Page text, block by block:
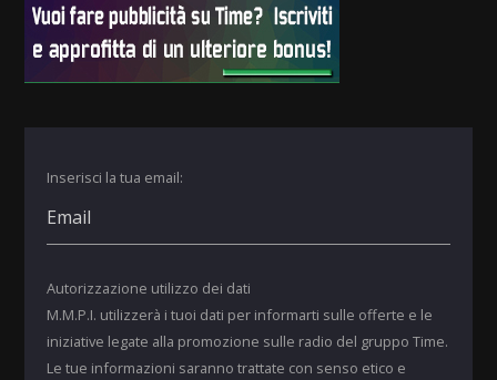
Inserisci la tua email:
Autorizzazione utilizzo dei dati
M.M.P.I. utilizzerà i tuoi dati per informarti sulle offerte e le
iniziative legate alla promozione sulle radio del gruppo Time.
Le tue informazioni saranno trattate con senso etico e